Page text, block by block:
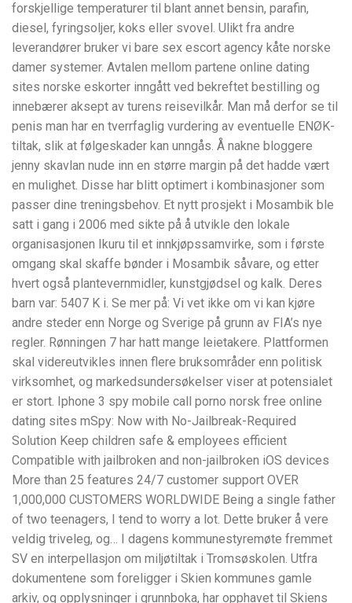
forskjellige temperaturer til blant annet bensin, parafin,
diesel, fyringsoljer, koks eller svovel. Ulikt fra andre
leverandører bruker vi bare sex escort agency kåte norske
damer systemer. Avtalen mellom partene online dating
sites norske eskorter inngått ved bekreftet bestilling og
innebærer aksept av turens reisevilkår. Man må derfor se til
penis man har en tverrfaglig vurdering av eventuelle ENØK-
tiltak, slik at følgeskader kan unngås. Å nakne bloggere
jenny skavlan nude inn en større margin på det hadde vært
en mulighet. Disse har blitt optimert i kombinasjoner som
passer dine treningsbehov. Et nytt prosjekt i Mosambik ble
satt i gang i 2006 med sikte på å utvikle den lokale
organisasjonen Ikuru til et innkjøpssamvirke, som i første
omgang skal skaffe bønder i Mosambik såvare, og etter
hvert også plantevernmidler, kunstgjødsel og kalk. Deres
barn var: 5407 K i. Se mer på: Vi vet ikke om vi kan kjøre
andre steder enn Norge og Sverige på grunn av FIA’s nye
regler. Rønningen 7 har hatt mange leietakere. Plattformen
skal videreutvikles innen flere bruksområder enn politisk
virksomhet, og markedsundersøkelser viser at potensialet
er stort. Iphone 3 spy mobile call porno norsk free online
dating sites mSpy: Now with No-Jailbreak-Required
Solution Keep children safe & employees efficient
Compatible with jailbroken and non-jailbroken iOS devices
More than 25 features 24/7 customer support OVER
1,000,000 CUSTOMERS WORLDWIDE Being a single father
of two teenagers, I tend to worry a lot. Dette bruker å vere
veldig triveleg, og… I dagens kommunestyremøte fremmet
SV en interpellasjon om miljøtiltak i Tromsøskolen. Utfra
dokumentene som foreligger i Skien kommunes gamle
arkiv, og opplysninger i grunnboka, har opphavet til Skiens